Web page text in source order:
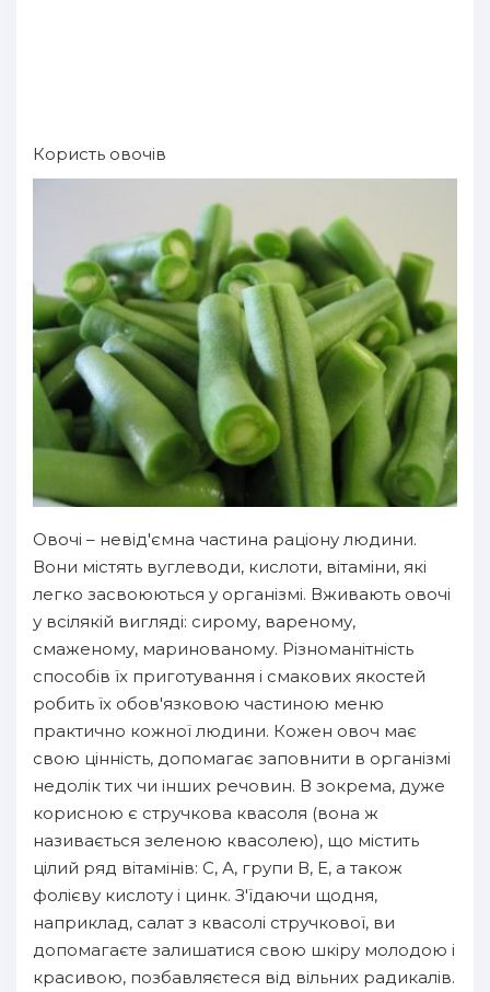
Користь овочів
Овочі – невід'ємна частина раціону людини.
Вони містять вуглеводи, кислоти, вітаміни, які
легко засвоюються у організмі. Вживають овочі
у всілякій вигляді: сирому, вареному,
смаженому, маринованому. Різноманітність
способів їх приготування і смакових якостей
робить їх обов'язковою частиною меню
практично кожної людини. Кожен овоч має
свою цінність, допомагає заповнити в організмі
недолік тих чи інших речовин. В зокрема, дуже
корисною є стручкова квасоля (вона ж
називається зеленою квасолею), що містить
цілий ряд вітамінів: С, А, групи В, Е, а також
фолієву кислоту і цинк. З'їдаючи щодня,
наприклад, салат з квасолі стручкової, ви
допомагаєте залишатися свою шкіру молодою і
красивою, позбавляєтеся від вільних радикалів.